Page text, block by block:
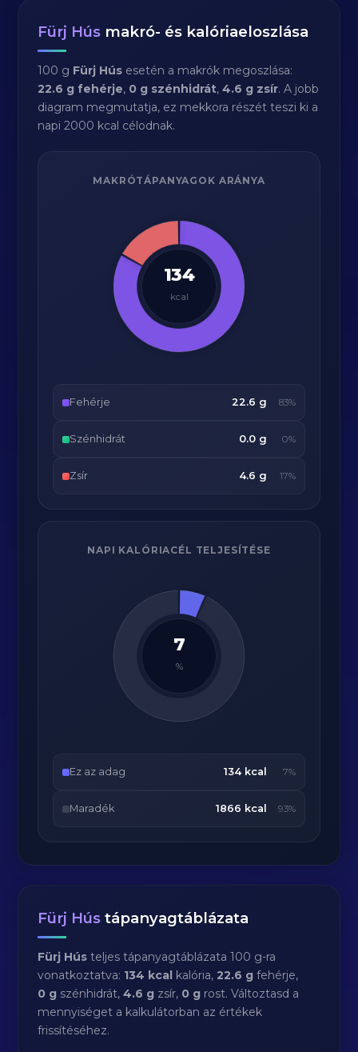
Fürj Hús makró- és kalóriaeloszlása
100 g Fürj Hús esetén a makrók megoszlása:
22.6 g fehérje, 0 g szénhidrát,4.6 g zsír. A jobb
diagram megmutatja, ez mekkora részét teszi ki a
napi 2000 kcal célodnak.
MAKRÓTÁPANYAGOK ARÁNYA
134
kcal
Fehérje 22.6 g 83%
Szénhidrát 0.0 g 0%
Zsír 4.6 g 17%
NAPI KALÓRIACÉL TELJESÍTÉSE
7
%
Ez az adag 134 kcal 7%
Maradék 1866 kcal 93%
Fürj Hús tápanyagtáblázata
Fürj Hús teljes tápanyagtáblázata 100 g-ra
vonatkoztatva: 134 kcal kalória,22.6 g fehérje,
0 g szénhidrát,4.6 g zsír, 0 g rost. Változtasd a
mennyiséget a kalkulátorban az értékek
frissítéséhez.